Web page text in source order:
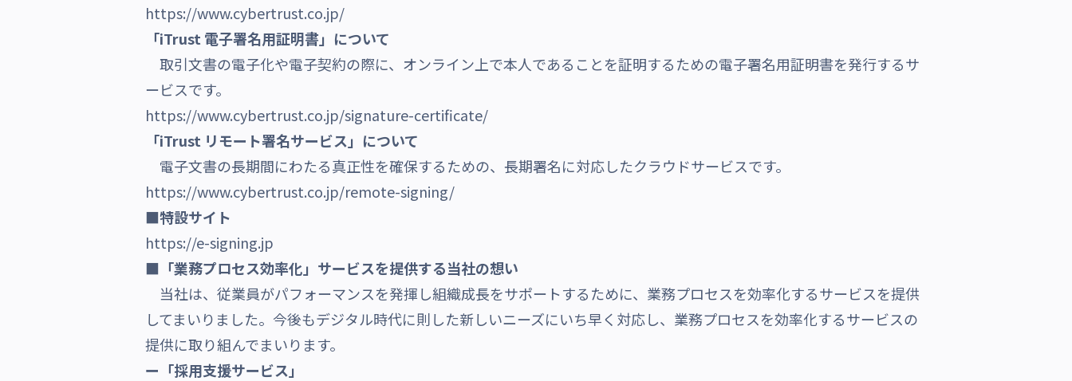
https://www.cybertrust.co.jp/
「iTrust 電子署名用証明書」について
取引文書の電子化や電子契約の際に、オンライン上で本人であることを証明するための電子署名用証明書を発行するサ
ービスです。
https://www.cybertrust.co.jp/signature-certificate/
「iTrust リモート署名サービス」について
電子文書の長期間にわたる真正性を確保するための、長期署名に対応したクラウドサービスです。
https://www.cybertrust.co.jp/remote-signing/
■特設サイト
https://e-signing.jp
■「業務プロセス効率化」サービスを提供する当社の想い
当社は、従業員がパフォーマンスを発揮し組織成長をサポートするために、業務プロセスを効率化するサービスを提供
してまいりました。今後もデジタル時代に則した新しいニーズにいち早く対応し、業務プロセスを効率化するサービスの
提供に取り組んでまいります。
ー 「採用支援サービス」